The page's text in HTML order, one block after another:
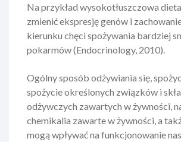
Na przykład wysokotłuszczowa
zmienić ekspresję genów i
kierunku chęci spożywania bardziej
pokarmów (Endocrinology, 2010).
Ogólny sposób odżywiania się,
spożycie określonych związków i
odżywczych zawartych w żywności,
chemikalia zawarte w żywności, a
mogą wpływać na funkcjonowanie